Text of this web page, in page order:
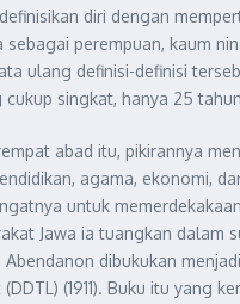
diri dengan
sebagai perempuan, kaum
ulang definisi-definisi
singkat, hanya 25
abad itu, pikirannya
agama, ekonomi,
untuk
Jawa ia tuangkan dalam
Abendanon dibukukan
(1911). Buku itu yang